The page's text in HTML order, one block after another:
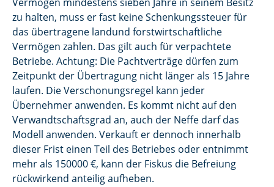
zu halten, muss er fast keine Schenkungssteuer für
das übertragene landund forstwirtschaftliche
Vermögen zahlen. Das gilt auch für verpachtete
Betriebe. Achtung: Die Pachtverträge dürfen zum
Zeitpunkt der Übertragung nicht länger als 15 Jahre
laufen. Die Verschonungsregel kann jeder
Übernehmer anwenden. Es kommt nicht auf den
Verwandtschaftsgrad an, auch der Neffe darf das
Modell anwenden. Verkauft er dennoch innerhalb
dieser Frist einen Teil des Betriebes oder entnimmt
mehr als 150000 €, kann der Fiskus die Befreiung
rückwirkend anteilig aufheben.